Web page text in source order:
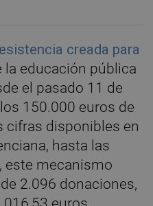
creada para
la educación pública
el pasado 11 de
150.000 euros de
cifras disponibles en
hasta las
este mecanismo
2.096 donaciones,